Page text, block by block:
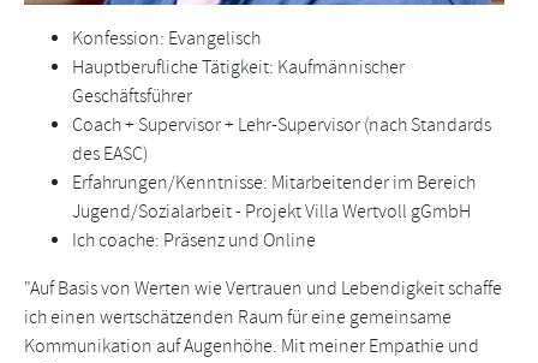
Konfession: Evangelisch
Hauptberufliche Tätigkeit: Kaufmännischer
Geschäftsführer
Coach + Supervisor + Lehr-Supervisor (nach Standards
des EASC)
Erfahrungen/Kenntnisse: Mitarbeitender im Bereich
Jugend/Sozialarbeit - Projekt Villa Wertvoll gGmbH
Ich coache: Präsenz und Online
"Auf Basis von Werten wie Vertrauen und Lebendigkeit schaffe
ich einen wertschätzenden Raum für eine gemeinsame
Kommunikation auf Augenhöhe. Mit meiner Empathie und